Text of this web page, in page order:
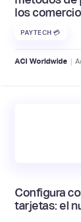
los
PAYTECH 💳
ACI Worldwide |
Configura
tarjetas: el